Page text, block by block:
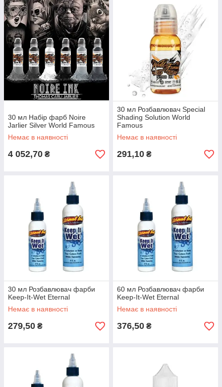
30 мл Набір фарб Noire
Jarlier Silver World Famous
Немає в наявності
4 052,70 ₴
30 мл Розбавлювач Special
Shading Solution World
Famous
Немає в наявності
291,10 ₴
30 мл Розбавлювач фарби
Keep-It-Wet Eternal
Немає в наявності
279,50 ₴
60 мл Розбавлювач фарби
Keep-It-Wet Eternal
Немає в наявності
376,50 ₴